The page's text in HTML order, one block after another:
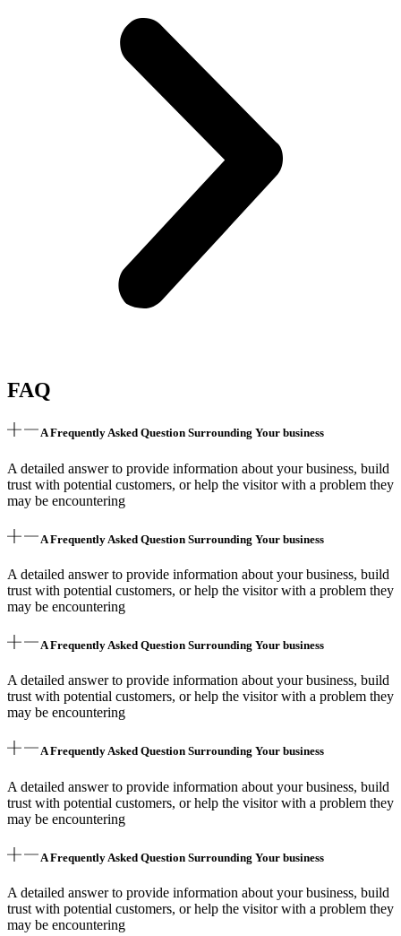
FAQ
A Frequently Asked Question Surrounding Your business
A detailed answer to provide information about your business, build
trust with potential customers, or help the visitor with a problem they
may be encountering
A Frequently Asked Question Surrounding Your business
A detailed answer to provide information about your business, build
trust with potential customers, or help the visitor with a problem they
may be encountering
A Frequently Asked Question Surrounding Your business
A detailed answer to provide information about your business, build
trust with potential customers, or help the visitor with a problem they
may be encountering
A Frequently Asked Question Surrounding Your business
A detailed answer to provide information about your business, build
trust with potential customers, or help the visitor with a problem they
may be encountering
A Frequently Asked Question Surrounding Your business
A detailed answer to provide information about your business, build
trust with potential customers, or help the visitor with a problem they
may be encountering